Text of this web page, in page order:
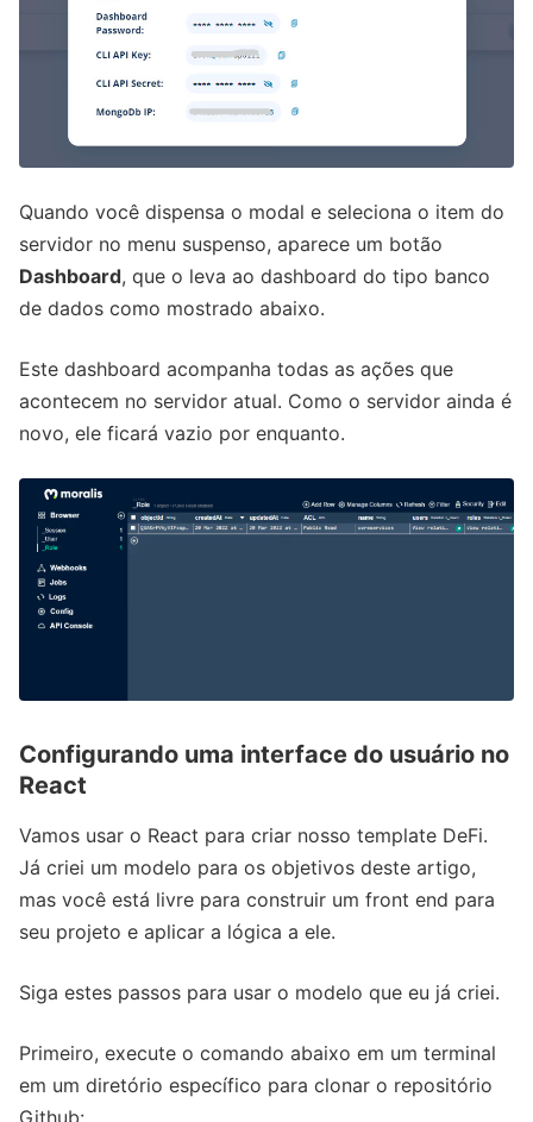
Quando você dispensa o modal e seleciona o item do
servidor no menu suspenso, aparece um botão
Dashboard, que o leva ao dashboard do tipo banco
de dados como mostrado abaixo.
Este dashboard acompanha todas as ações que
acontecem no servidor atual. Como o servidor ainda é
novo, ele ficará vazio por enquanto.
Configurando uma interface do usuário no
React
Vamos usar o React para criar nosso template DeFi.
Já criei um modelo para os objetivos deste artigo,
mas você está livre para construir um front end para
seu projeto e aplicar a lógica a ele.
Siga estes passos para usar o modelo que eu já criei.
Primeiro, execute o comando abaixo em um terminal
em um diretório específico para clonar o repositório